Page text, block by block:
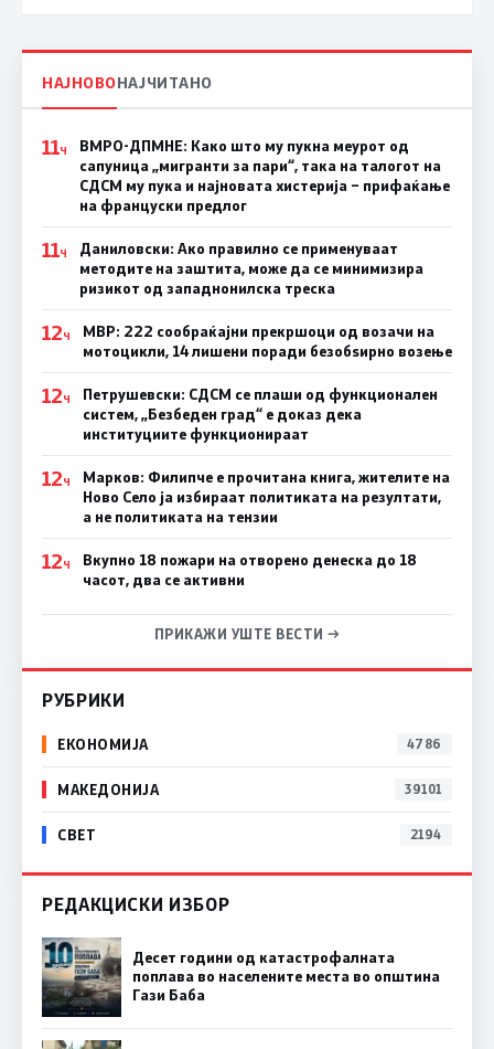
НАЈНОВОНАЈЧИТАНО
11Ч
ВМРО-ДПМНЕ: Како што му пукна меурот од
сапуница „мигранти за пари“, така на талогот на
СДСМ му пука и најновата хистерија – прифаќање
на француски предлог
11Ч
Даниловски: Ако правилно се применуваат
методите на заштита, може да се минимизира
ризикот од западнонилска треска
12Ч
МВР: 222 сообраќајни прекршоци од возачи на
мотоцикли, 14 лишени поради безобѕирно возење
12Ч
Петрушевски: СДСМ се плаши од функционален
систем, „Безбеден град“ е доказ дека
институциите функционираат
12Ч
Марков: Филипче е прочитана книга, жителите на
Ново Село ја избираат политиката на резултати,
а не политиката на тензии
12Ч
Вкупно 18 пожари на отворено денеска до 18
часот, два се активни
ПРИКАЖИ УШТЕ ВЕСТИ →
РУБРИКИ
ЕКОНОМИЈА 4786
МАКЕДОНИЈА 39101
СВЕТ 2194
РЕДАКЦИСКИ ИЗБОР
Десет години од катастрофалната
поплава во населените места во општина
Гази Баба